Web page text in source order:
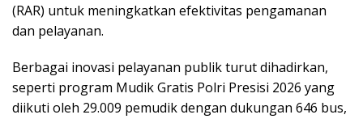
(RAR) untuk meningkatkan efektivitas pengamanan
dan pelayanan.
Berbagai inovasi pelayanan publik turut dihadirkan,
seperti program Mudik Gratis Polri Presisi 2026 yang
diikuti oleh 29.009 pemudik dengan dukungan 646 bus,